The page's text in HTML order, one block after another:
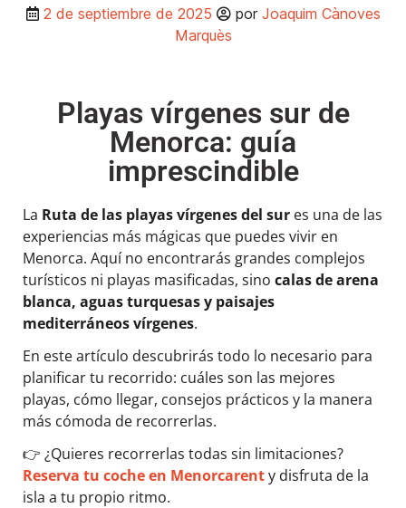
2 de septiembre de 2025 por Joaquim Cànoves
Marquès
Playas vírgenes sur de
Menorca: guía
imprescindible
La Ruta de las playas vírgenes del sur es una de las
experiencias más mágicas que puedes vivir en
Menorca. Aquí no encontrarás grandes complejos
turísticos ni playas masificadas, sino calas de arena
blanca, aguas turquesas y paisajes
mediterráneos vírgenes.
En este artículo descubrirás todo lo necesario para
planificar tu recorrido: cuáles son las mejores
playas, cómo llegar, consejos prácticos y la manera
más cómoda de recorrerlas.
👉 ¿Quieres recorrerlas todas sin limitaciones?
Reserva tu coche en Menorcarenty disfruta de la
isla a tu propio ritmo.